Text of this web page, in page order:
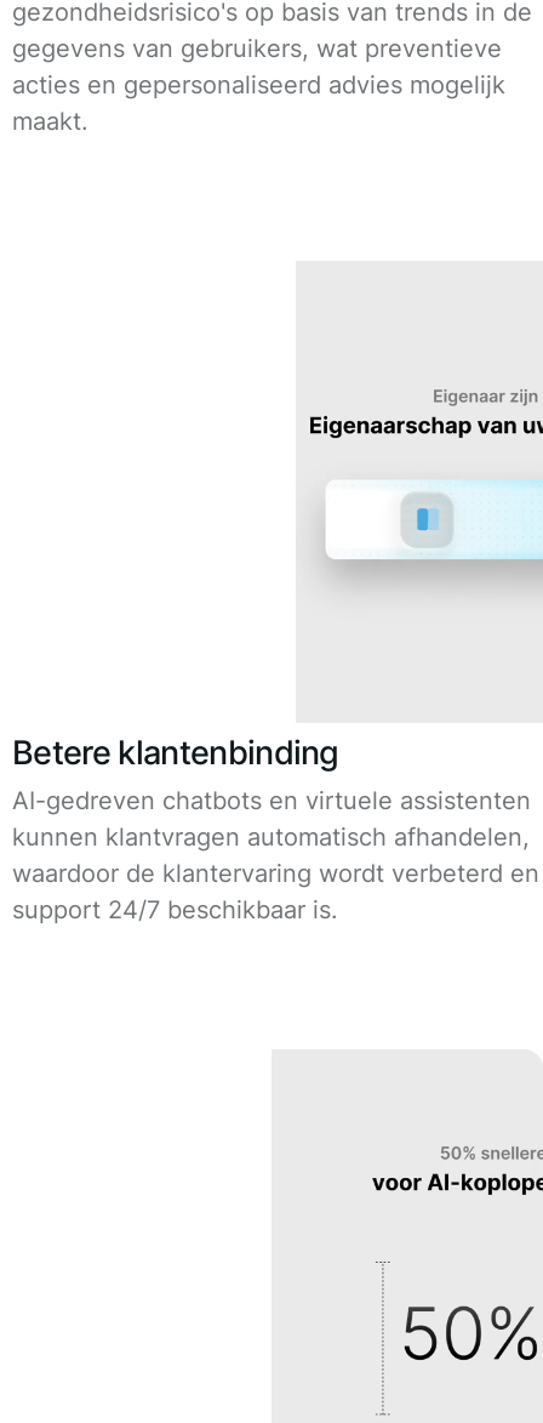
gezondheidsrisico's op basis van trends in de
gegevens van gebruikers, wat preventieve
acties en gepersonaliseerd advies mogelijk
maakt.
Betere klantenbinding
AI-gedreven chatbots en virtuele assistenten
kunnen klantvragen automatisch afhandelen,
waardoor de klantervaring wordt verbeterd en
support 24/7 beschikbaar is.